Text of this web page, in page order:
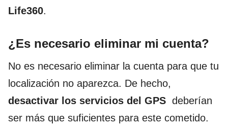
Life360.
¿Es necesario eliminar mi cuenta?
No es necesario eliminar la cuenta para que tu
localización no aparezca. De hecho,
desactivar los servicios del GPS deberían
ser más que suficientes para este cometido.